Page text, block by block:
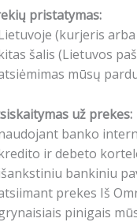
pristatymas:
(kurjeris arba
šalis (Lietuvos
mūsų
už prekes:
banko
ir debeto
bankiniu
prekes Iš
pinigais